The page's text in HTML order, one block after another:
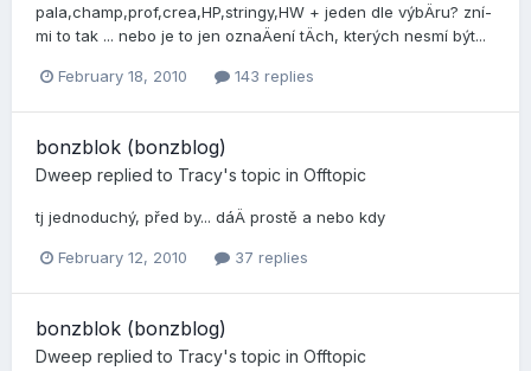
pala,champ,prof,crea,HP,stringy,HW + jeden dle výbÄru? zní­
mi to tak ... nebo je to jen oznaÄení­ tÄch, kterých nesmí­ být...
February 18, 2010 143 replies
bonzblok (bonzblog)
Dweep replied to Tracy's topic in Offtopic
tj jednoduchý, před by... dáÄ prostě a nebo kdy
February 12, 2010 37 replies
bonzblok (bonzblog)
Dweep replied to Tracy's topic in Offtopic